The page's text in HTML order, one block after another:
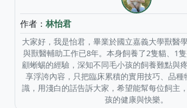
作者： 林怡君
大家好，我是怡君，畢業於國立嘉義大學獸醫
與獸醫輔助工作已8年。本身飼養了2隻貓、1
顧蜥蜴的經驗，深知不同毛小孩的飼養難點與
享浮誇內容，只把臨床累積的實用技巧、品種
識，用淺白的話告訴大家，希望能幫每位飼主
孩的健康與快樂。